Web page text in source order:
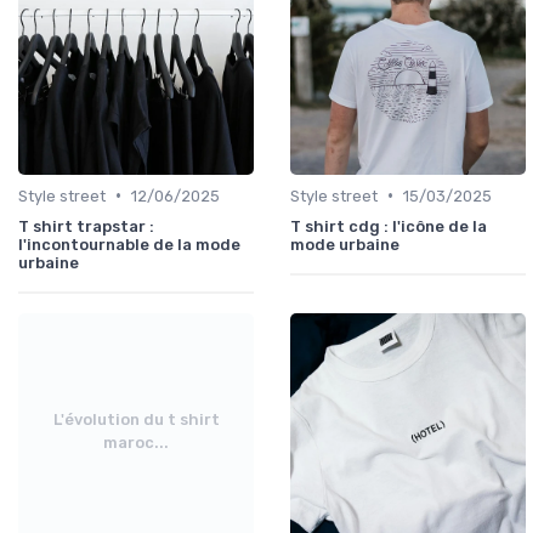
Style street • 12/06/2025
T shirt trapstar :
l'incontournable de la mode
urbaine
Style street • 15/03/2025
T shirt cdg : l'icône de la
mode urbaine
L'évolution du t shirt
maroc...